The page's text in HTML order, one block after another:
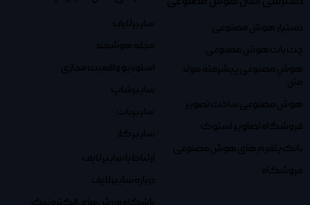
دستیار هوش مصنوعی
چت بات هوش مصنوعی
هوش مصنوعی پیشرفته مولد
متن
هوش مصنوعی ساخت تصویر
فروشگاه تصاویر استوک
بانک پتفرم های هوش مصنوعی
فروشگاه
سایبرلایف
مجله هوشمند
استودیو واقعیت مجازی
سایبرشاپ
سایبربات
سایبرکار
ارتباط با سایبرلایف
درباره سایبرلایف
باشگاه ورزش‌های الکترونیک